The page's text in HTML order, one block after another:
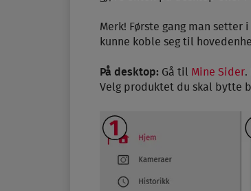
Merk! Første gang man
kunne koble seg til
På desktop: Gå til Mine Sider.
Velg produktet du skal bytte